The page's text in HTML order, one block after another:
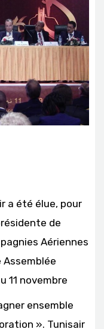
a été élue, pour
de
Aériennes
Assemblée
11 novembre
ensemble
». Tunisair